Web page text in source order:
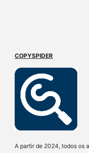
COPYSPIDER
A partir de 2024, todos os